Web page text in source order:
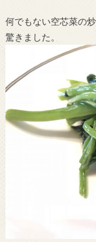
何でもない空芯菜の
驚きました。